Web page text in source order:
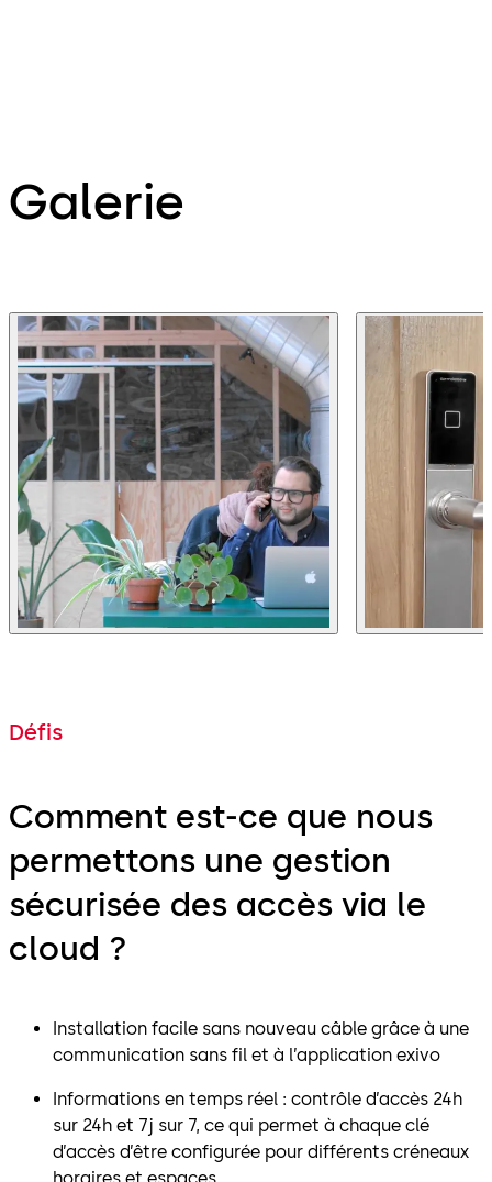
Galerie
Défis
Comment est-ce que nous
permettons une gestion
sécurisée des accès via le
cloud ?
Installation facile sans nouveau câble grâce à une
communication sans fil et à l’application exivo
Informations en temps réel : contrôle d’accès 24h
sur 24h et 7j sur 7, ce qui permet à chaque clé
d’accès d’être configurée pour différents créneaux